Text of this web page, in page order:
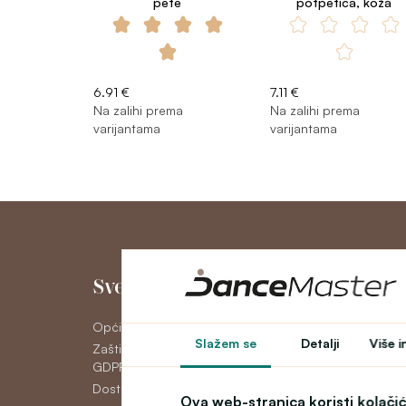
Slažem se Detalji Više
Ova web-stranica koristi
6.91 €
Na zalihi prema
varijantama
7.11 €
Na zalihi prema
varijantama
Sve o kupnji
Opći uvjeti poslovanja
Zaštita osobnih podataka
GDPR
Dostava
Moj račun
Moj račun
Povijest narudžbi
Newsletter